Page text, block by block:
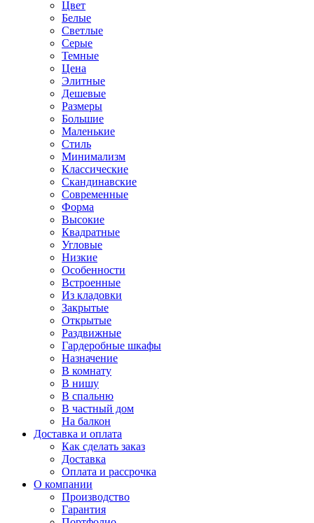
Цвет
Белые
Светлые
Серые
Темные
Цена
Элитные
Дешевые
Размеры
Большие
Маленькие
Стиль
Минимализм
Классические
Скандинавские
Современные
Форма
Высокие
Квадратные
Угловые
Низкие
Особенности
Встроенные
Из кладовки
Закрытые
Открытые
Раздвижные
Гардеробные шкафы
Назначение
В комнату
В нишу
В спальню
В частный дом
На балкон
Доставка и оплата
Как сделать заказ
Доставка
Оплата и рассрочка
О компании
Производство
Гарантия